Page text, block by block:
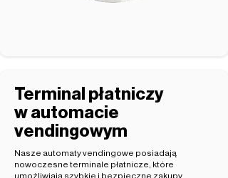
Terminal płatniczy
w automacie
vendingowym
Nasze automaty vendingowe posiadają
nowoczesne terminale płatnicze, które
umożliwiają szybkie i bezpieczne zakupy